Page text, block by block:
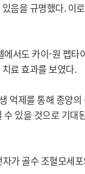
음을 규명했다. 이
서도 카이-원 펩
료 효과를 보였다.
억제를 통해 종양
있을 것으로 기
가 골수 조혈모세